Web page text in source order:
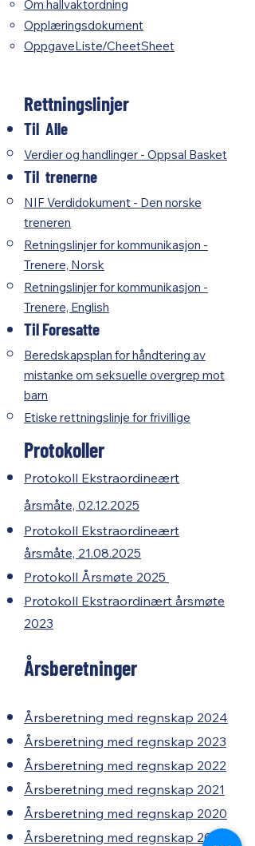
Om hallvaktordning
Opplæringsdokument
OppgaveListe/CheetSheet
Rettningslinjer
Til Alle
Verdier og handlinger - Oppsal Basket
Til trenerne
NIF Verdidokument - Den norske
treneren​
Retningslinjer for kommunikasjon -
Trenere, Norsk
Retningslinjer for kommunikasjon -
Trenere, English
Til Foresatte
Beredskapsplan for håndtering av
mistanke om seksuelle overgrep mot
barn
Etiske rettningslinje for frivillige
Protokoller
Protokoll Ekstraordineært
årsmåte, 02.12.2025
Protokoll Ekstraordineært
årsmåte, 21.08.2025
​Protokoll Årsmøte 2025 ​
Protokoll Ekstraordinært årsmøte
2023
Årsberetninger
Årsberetning med regnskap 2024
Årsberetning med regnskap 2023
Årsberetning med regnskap 2022
Årsberetning med regnskap 2021
Årsberetning med regnskap 2020
Årsberetning med regnskap 2019